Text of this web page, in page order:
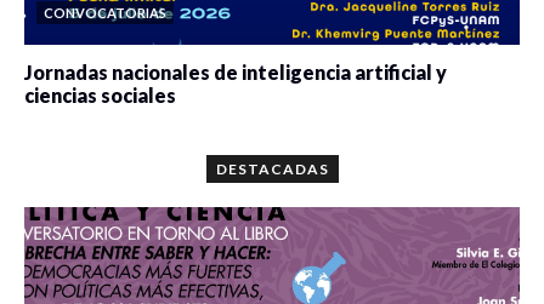
CONVOCATORIAS
Jornadas nacionales de inteligencia artificial y
ciencias sociales
DESTACADAS